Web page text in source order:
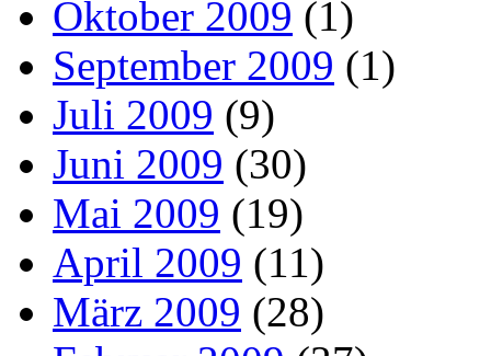
Oktober 2009 (1)
September 2009 (1)
Juli 2009 (9)
Juni 2009 (30)
Mai 2009 (19)
April 2009 (11)
März 2009 (28)